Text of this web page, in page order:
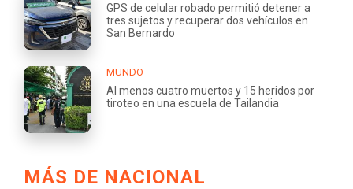
GPS de celular robado permitió detener a
tres sujetos y recuperar dos vehículos en
San Bernardo
MUNDO
Al menos cuatro muertos y 15 heridos por
tiroteo en una escuela de Tailandia
MÁS DE NACIONAL